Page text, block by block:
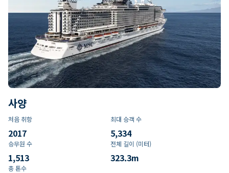
사양
처음 취항
2017
최대 승객 수
5,334
승무원 수
1,513
전체 길이 (미터)
323.3m
총 톤수